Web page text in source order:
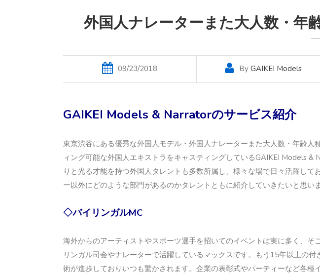
外国人ナレーターまた大人数・年
09/23/2018 ByGAIKEI Models
GAIKEI Models & Narratorのサービス紹介
東京渋谷にある優秀な外国人モデル・外国人ナレーターまた大人数・年齢人
ィング可能な外国人エキストラをキャスティングしているGAIKEI Models &
りと光る才能を持つ外国人タレントも多数所属し、様々な場で日々活躍して
ー以外にどのような部門があるのかタレントともに紹介していきたいと思いま
◇バイリンガルMC
海外からのアーティストやスポーツ選手を招いてのイベントは実に多く、そ
リンガル司会やナレーターで活躍しているマックスです。もう15年以上の付
術が進歩しておりいつも驚かされます。企業の表彰式やパーティーなど各種